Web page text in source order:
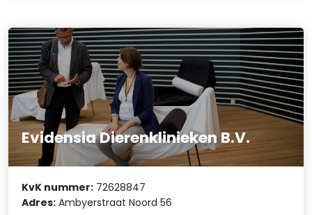
Evidensia Dierenklinieken B.V.
KvK nummer: 72628847
Adres: Ambyerstraat Noord 56